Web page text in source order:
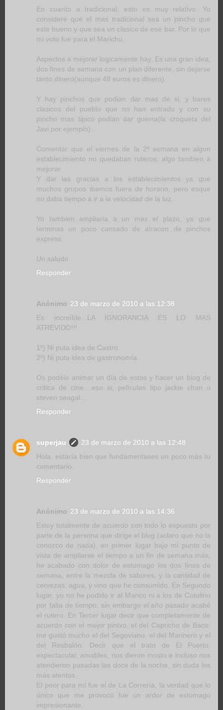
En cuanto a tradicional, esto es muy relativo. Yo
considere que el mas tradicional sea un pincho que
este bueno y que sea un clasico de ese bar. Por lo que
mi voto fue para el Marichu.
Aspectos a mejorar logicamente hay. Es una gran idea,
dos fines de semana con un plan diferente, sin dejarse
tanto dinero(aunque 48 euros es dinero).
Y hay pinchos que podian dar mas de si, y bares
clasicos del pueblo que no han entrado y con su
pincho mas tipico podian dar guerra(la croqueta del
Javi por ejemplo).
Comentar que el viernes de la 2ª semana en algun
establecimiento no quedaban ruteros, algo tambien a
mejorar.
Y dar las gracias a los establecimientos ya que
muchos grupos ibamos fuera de horario, pero esque
no daba tiempo a ir a la velocidad de la luz.
Yo tambien ampliaria a un mes el plazo, ya que
terminas un poco cansado de atracon de pinchos
express.
Un saludo
Responder
Anónimo 23 de marzo de 2010 a las 12:38
Es increíble...LA IGNORANCIA ES LO MAS
ATREVIDO!!!
1º) Ni puta idea de Castro.
2º) Ni puta idea de gastronomía.
Os podéis animar un día de estos y hacer un blog de
critica de cine....eso si, películas tipo jackie chan o
steven seagal...
Responder
superjau
23 de marzo de 2010 a las 12:48
Hola, estaría bien que fundamentases un poco más tu
comentario.
Responder
Anónimo 23 de marzo de 2010 a las 14:36
Estoy totalmente de acuerdo con todo lo expuesto por
parte de la persona que dirige el blog (aclaro que no la
conozco de nada), en primer lugar bajo mi punto de
vista de ampliarse el tiempo a un fin de semana más,
he acabado con dolor de estomago los dos fines de
semana, entre la mezcla de sabores, y la cantidad de
cervezas, agua, y vino que he consumido. En Segundo
lugar, yo no he podido ir al Manco ni a los de Cotolino
por falta de tiempo, sin embargo el año pasado acabé
el rutero. En Tercer lugar decir que completamente de
acuerdo con el mejor pintxo, el del Capricho de Baco,
me gustó mucho el del Segoviano, el del Marinero y el
del Resbalón. Decir que el trato de El Puerto,
expectacular, amables, nos dieron mosto e incluso nos
atendieron pasadas las doce de la noche, sin duda los
más atentos.
El peor para mí fue el de La Correría, la verdad que lo
único que me provocó fue un ardor de estomago
impresionante.